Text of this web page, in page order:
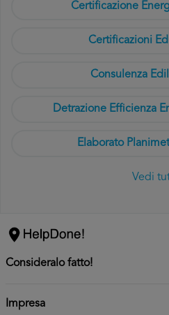
Certificazione
Certificazioni
Consulenza
Detrazione Efficienza
Elaborato
Vedi
Consideralo fatto!
Impresa